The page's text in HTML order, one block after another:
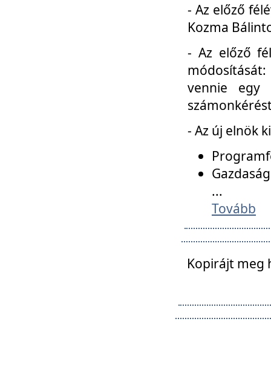
- Az előző
Kozma
- Az előző
vennie egy
- Az új elnök
...
Tovább
Kopirájt meg